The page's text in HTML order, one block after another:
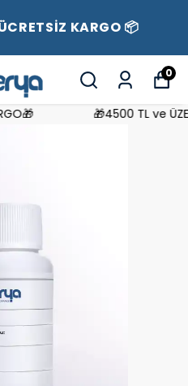
KARGO 📦
0
🎁4500 TL ve